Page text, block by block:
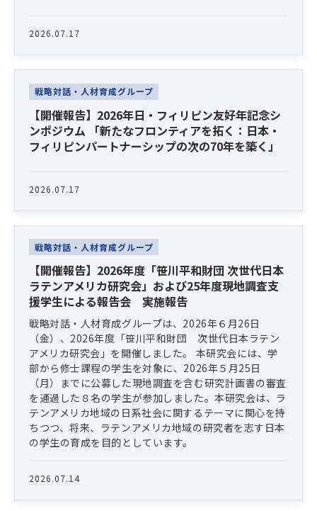
2026.07.17
戦略対話・人材育成グループ
【開催報告】2026年日・フィリピン友好年記念シ
ンポジウム 「新たなフロンティアを拓く：日本・
フィリピンパートナーシップの次の70年を築く」
2026.07.17
戦略対話・人材育成グループ
【開催報告】2026年度「笹川平和財団 次世代日本
ラテンアメリカ研究会」および25年度現地調査支
援学生による報告会 実施報告
戦略対話・人材育成グループは、2026年６月26日
（金）、2026年度「笹川平和財団 次世代日本ラテン
アメリカ研究会」を開催しました。 本研究会には、学
部から修士課程の学生を対象に、2026年５月25日
（月）までに公募した現地調査を含む研究計画書の審査
を通過した８名の学生が参加しました。本研究会は、ラ
テンアメリカ地域の日系社会に関するテーマに関心を持
ちつつ、将来、ラテンアメリカ地域の研究者を志す日本
の学生の育成を目的としています。
2026.07.14